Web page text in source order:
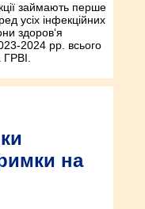
займають перше
усіх інфекційних
здоров‘я
2024 рр. всього
ГРВІ.
на